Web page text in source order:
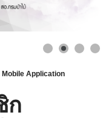
Application
ก